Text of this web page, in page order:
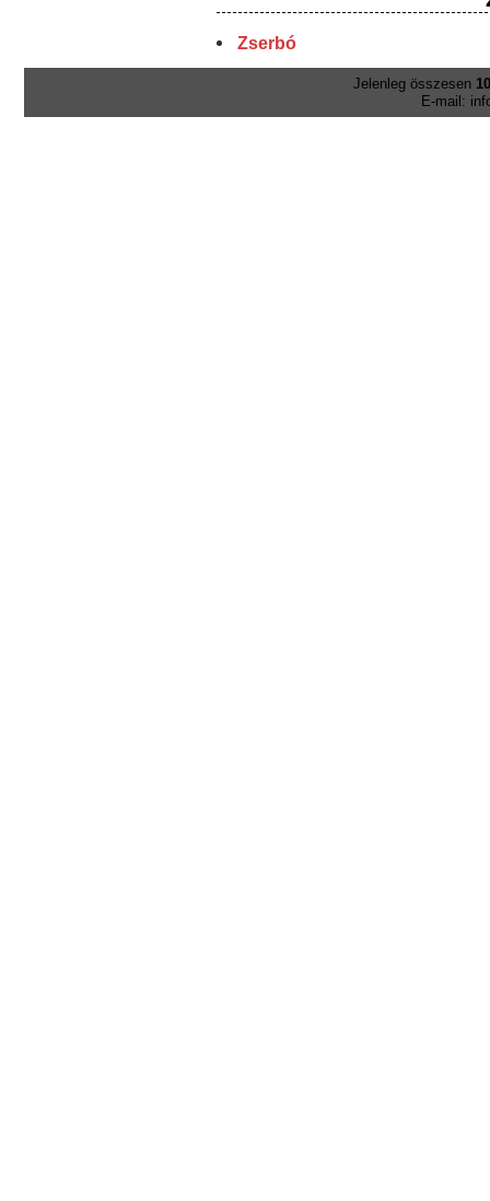
Zserbó
Jelenleg összesen
E-mail: